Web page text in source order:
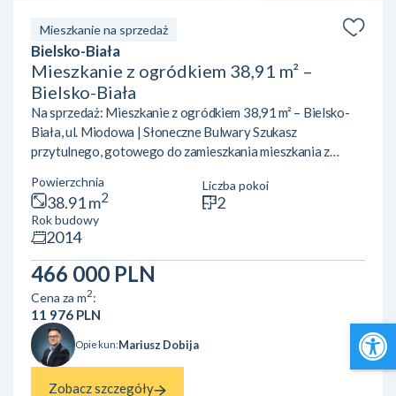
Mieszkanie na sprzedaż
Bielsko-Biała
Mieszkanie z ogródkiem 38,91 m² –
Bielsko-Biała
Na sprzedaż: Mieszkanie z ogródkiem 38,91 m² – Bielsko-
Biała, ul. Miodowa | Słoneczne Bulwary Szukasz
przytulnego, gotowego do zamieszkania mieszkania z
natury i szlaków górskich, ale z wygodnym dostępem do
infrastruktury miejskiej? Ta oferta na osiedlu Słoneczne
Bulwary (ul. Miodowa 65) jest idealna dla Ciebie!
Najważniejsze atuty nieruchomości: Prywatny ogródek:
Idealny na poranną kawę, odpoczynek po pracy i
weekendowy relaks. Gotow...
Powierzchnia
38.91 m2
Liczba pokoi
2
Rok budowy
2014
466 000 PLN
Cena za m2:
11 976 PLN
Opiekun:Mariusz Dobija
Zobacz szczegóły